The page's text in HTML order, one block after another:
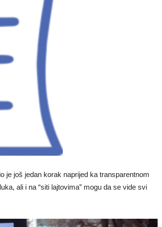
još jedan korak naprijed ka transparentnom
ali i na “siti lajtovima” mogu da se vide svi